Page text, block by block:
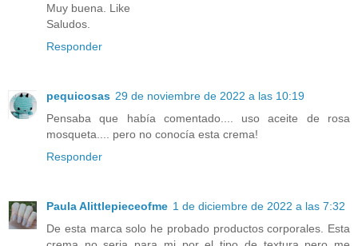
Muy buena. Like
Saludos.
Responder
pequicosas 29 de noviembre de 2022 a las 10:19
Pensaba que había comentado.... uso aceite de rosa
mosqueta.... pero no conocía esta crema!
Responder
Paula Alittlepieceofme 1 de diciembre de 2022 a las 7:32
De esta marca solo he probado productos corporales. Esta